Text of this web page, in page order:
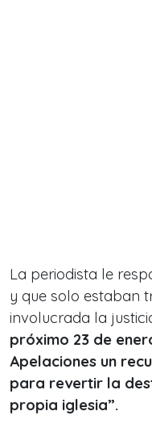
La periodista le
y que solo estaban
involucrada la
próximo 23 de
Apelaciones un
para revertir la
propia iglesia”.